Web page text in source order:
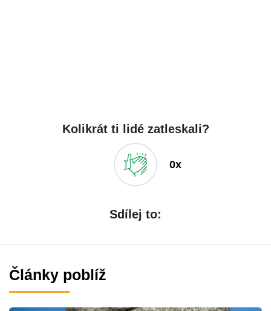
Kolikrát ti lidé zatleskali?
0x
Sdílej to:
Články poblíž